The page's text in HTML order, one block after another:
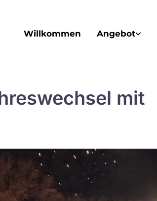
Willkommen Angebot
mit